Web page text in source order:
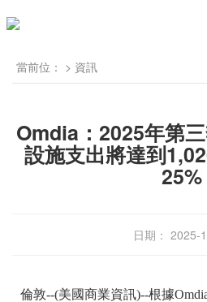
當前位： > 資訊
Omdia：2025年第
設施支出將達到
25%
日期： 2025-
倫敦--(美國商業資訊)--根據